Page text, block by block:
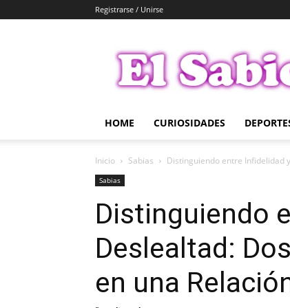
Registrarse / Unirse
Sabio
HOME CURIOSIDADES
Inicio Sabias Distinguiendo entre Infidelidad
Sabias
Distinguiendo
Deslealtad:
en una